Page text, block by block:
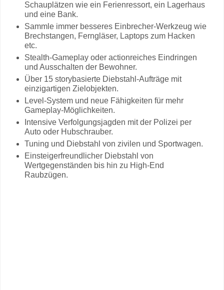
Schauplätzen wie ein Ferienressort, ein Lagerhaus
und eine Bank.
Sammle immer besseres Einbrecher-Werkzeug wie
Brechstangen, Ferngläser, Laptops zum Hacken
etc.
Stealth-Gameplay oder actionreiches Eindringen
und Ausschalten der Bewohner.
Über 15 storybasierte Diebstahl-Aufträge mit
einzigartigen Zielobjekten.
Level-System und neue Fähigkeiten für mehr
Gameplay-Möglichkeiten.
Intensive Verfolgungsjagden mit der Polizei per
Auto oder Hubschrauber.
Tuning und Diebstahl von zivilen und Sportwagen.
Einsteigerfreundlicher Diebstahl von
Wertgegenständen bis hin zu High-End
Raubzügen.